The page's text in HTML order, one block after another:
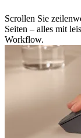
Scrollen Sie
Seiten – alles mit
Workflow.